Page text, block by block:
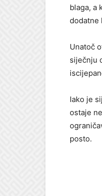
blaga, a
dodatne
Unatoč
siječnju
Iako je
ostaje
posto.